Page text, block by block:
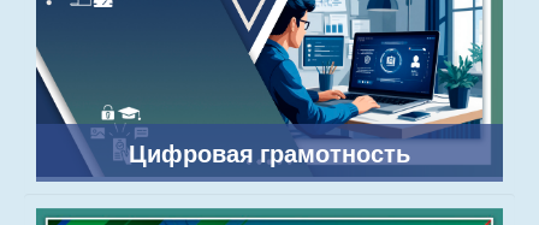
Цифровая грамотность